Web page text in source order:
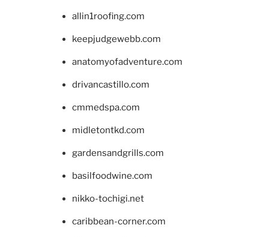
allin1roofing.com
keepjudgewebb.com
anatomyofadventure.com
drivancastillo.com
cmmedspa.com
midletontkd.com
gardensandgrills.com
basilfoodwine.com
nikko-tochigi.net
caribbean-corner.com